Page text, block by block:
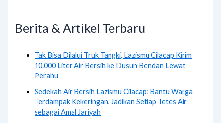
Berita & Artikel Terbaru
Tak Bisa Dilalui Truk Tangki, Lazismu Cilacap Kirim
10.000 Liter Air Bersih ke Dusun Bondan Lewat
Perahu
Sedekah Air Bersih Lazismu Cilacap: Bantu Warga
Terdampak Kekeringan, Jadikan Setiap Tetes Air
sebagai Amal Jariyah